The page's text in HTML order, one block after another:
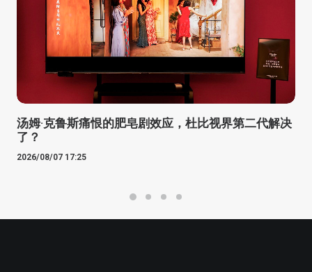
汤姆·克鲁斯痛恨的肥皂剧效应，杜比视界第二代解决
了？
2026/08/07 17:25